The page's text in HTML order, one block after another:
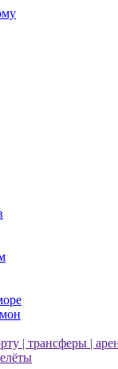
| трансферы |